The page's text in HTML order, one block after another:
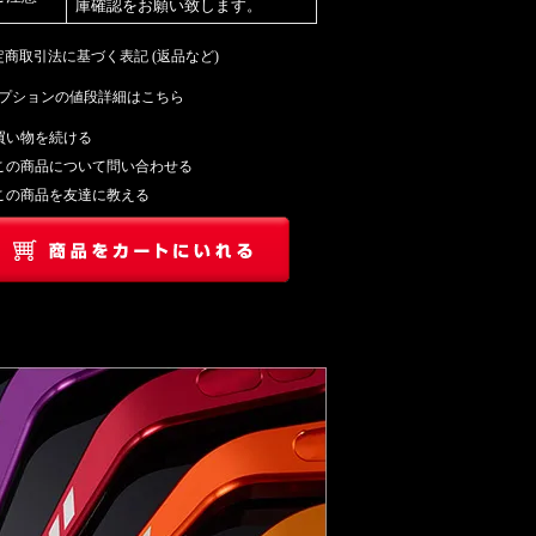
庫確認をお願い致します。
商取引法に基づく表記 (返品など)
ションの値段詳細はこちら
い物を続ける
の商品について問い合わせる
の商品を友達に教える